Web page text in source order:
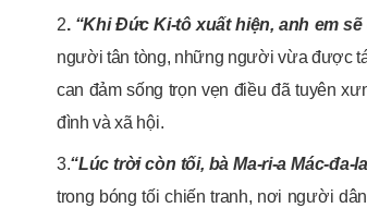
2.“Khi Đức Ki-tô xuất hiện, anh em
người tân tòng, những người vừa được
can đảm sống trọn vẹn điều đã tuyên
đình và xã hội.
3.“Lúc trời còn tối, bà Ma-ri-a Mác-đa-
trong bóng tối chiến tranh, nơi người